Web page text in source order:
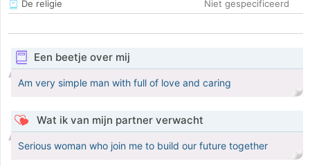
De religie
Niet gespecificeerd
Een beetje over mij
Am very simple man with full of love and caring
Wat ik van mijn partner verwacht
Serious woman who join me to build our future together